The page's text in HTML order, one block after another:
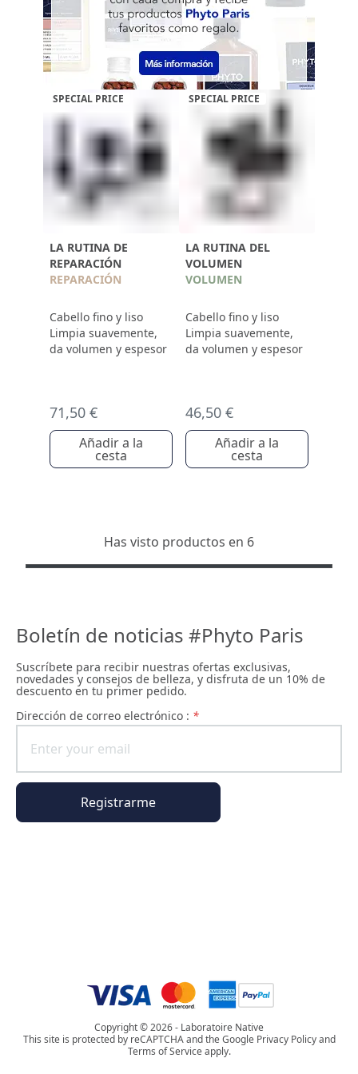
SPECIAL PRICE
LA RUTINA DE
REPARACIÓN
REPARACIÓN
Cabello fino y liso
Limpia suavemente,
da volumen y espesor
71,50 €
Añadir a la
cesta
SPECIAL PRICE
LA RUTINA DEL
VOLUMEN
VOLUMEN
Cabello fino y liso
Limpia suavemente,
da volumen y espesor
46,50 €
Añadir a la
cesta
Has visto productos en 6
Boletín de noticias #Phyto Paris
Suscríbete para recibir nuestras ofertas exclusivas,
novedades y consejos de belleza, y disfruta de un 10% de
descuento en tu primer pedido.
Dirección de correo electrónico : *
Registrarme
Copyright © 2026 - Laboratoire Native
This site is protected by reCAPTCHA and the Google Privacy Policy and
Terms of Service apply.